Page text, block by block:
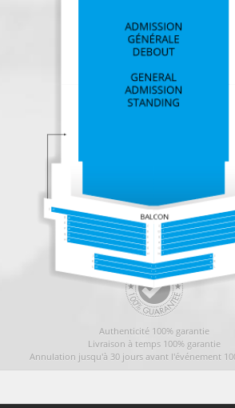
Authenticité 100% garantie
Livraison à temps 100% garantie
Annulation jusqu'à 30 jours avant l'événement